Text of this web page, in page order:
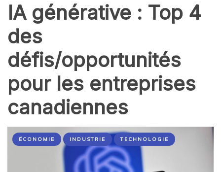
IA générative : Top 4
des
défis/opportunités
pour les entreprises
canadiennes
ÉCONOMIE INDUSTRIE TECHNOLOGIE